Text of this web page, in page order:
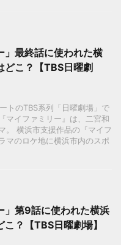
」最終話に使われた横
どこ？【TBS日曜劇
トのTBS系列「日曜劇場」で
マイファミリー』は、二宮和
。 横浜市支援作品の『マイフ
マのロケ地に横浜市内のスポ
」第9話に使われた横浜
？【TBS日曜劇場】